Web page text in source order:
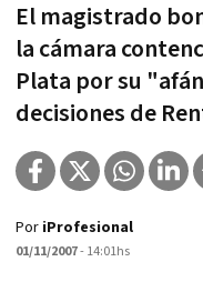
El magistrado
la cámara
Plata por su
decisiones de
Por iProfesional
01/11/2007- 14:01hs